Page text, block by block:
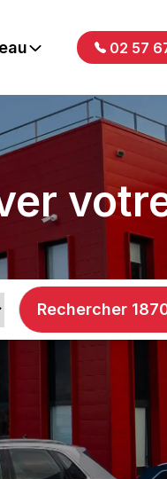
02 57
Rechercher